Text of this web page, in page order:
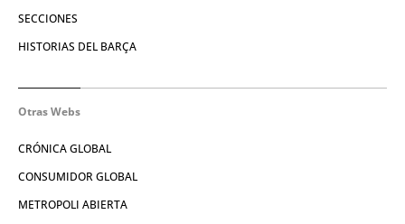
SECCIONES
HISTORIAS DEL BARÇA
Otras Webs
CRÓNICA GLOBAL
CONSUMIDOR GLOBAL
METROPOLI ABIERTA